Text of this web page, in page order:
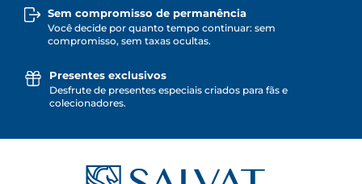
Sem compromisso de permanência
Você decide por quanto tempo continuar: sem
compromisso, sem taxas ocultas.
Presentes exclusivos
Desfrute de presentes especiais criados para fãs e
colecionadores.